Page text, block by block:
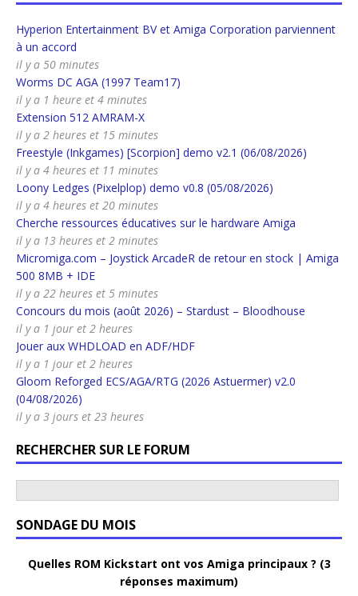
Hyperion Entertainment BV et Amiga Corporation parviennent
à un accord
il y a 50 minutes
Worms DC AGA (1997 Team17)
il y a 1 heure et 4 minutes
Extension 512 AMRAM-X
il y a 2 heures et 15 minutes
Freestyle (Inkgames) [Scorpion] demo v2.1 (06/08/2026)
il y a 4 heures et 11 minutes
Loony Ledges (Pixelplop) demo v0.8 (05/08/2026)
il y a 4 heures et 20 minutes
Cherche ressources éducatives sur le hardware Amiga
il y a 13 heures et 2 minutes
Micromiga.com – Joystick ArcadeR de retour en stock | Amiga
500 8MB + IDE
il y a 22 heures et 5 minutes
Concours du mois (août 2026) – Stardust – Bloodhouse
il y a 1 jour et 2 heures
Jouer aux WHDLOAD en ADF/HDF
il y a 1 jour et 2 heures
Gloom Reforged ECS/AGA/RTG (2026 Astuermer) v2.0
(04/08/2026)
il y a 3 jours et 23 heures
RECHERCHER SUR LE FORUM
SONDAGE DU MOIS
Quelles ROM Kickstart ont vos Amiga principaux ? (3
réponses maximum)